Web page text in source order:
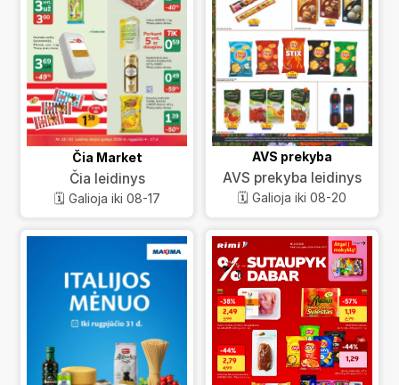
Čia Market
Čia leidinys
🗓️ Galioja iki 08-17
AVS prekyba
AVS prekyba leidinys
🗓️ Galioja iki 08-20